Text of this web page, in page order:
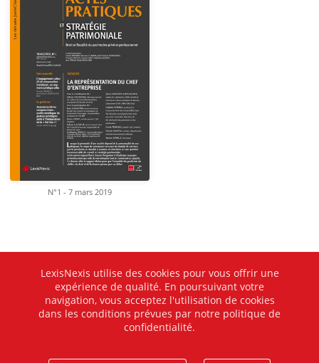
N°1 - 7 mars 2019
LexisNexis utilise des cookies pour vous offrir une
expérience de qualité. En poursuivant votre
navigation, vous acceptez l'utilisation de cookies
dans les conditions prévues par notre politique de
confidentialité.